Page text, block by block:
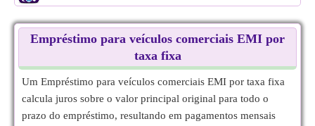
Empréstimo para veículos comerciais EMI por
taxa fixa
Um Empréstimo para veículos comerciais EMI por taxa fixa
calcula juros sobre o valor principal original para todo o
prazo do empréstimo, resultando em pagamentos mensais